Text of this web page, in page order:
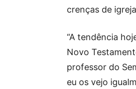
crenças de
“A tendência
Novo
professor do
eu os vejo